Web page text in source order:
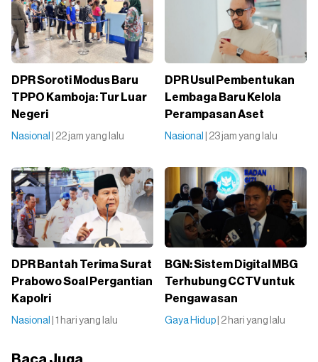
DPR Soroti Modus Baru
TPPO Kamboja: Tur Luar
Negeri
Nasional | 22 jam yang lalu
DPR Usul Pembentukan
Lembaga Baru Kelola
Perampasan Aset
Nasional | 23 jam yang lalu
DPR Bantah Terima Surat
Prabowo Soal Pergantian
Kapolri
Nasional | 1 hari yang lalu
BGN: Sistem Digital MBG
Terhubung CCTV untuk
Pengawasan
Gaya Hidup | 2 hari yang lalu